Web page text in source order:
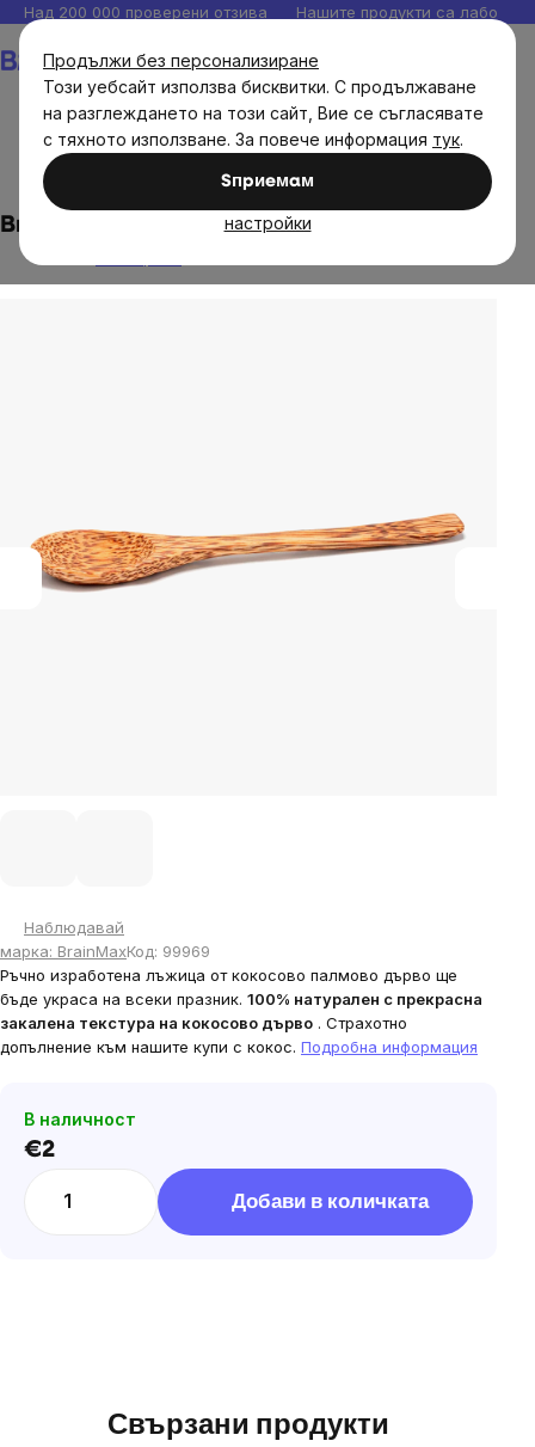
Продължи без персонализиране
Този уебсайт използва бисквитки. С продължаване
на разглеждането на този сайт, Вие се съгласявате
с тяхното използване. За повече информация тук.
Sпpиeмaм
настройки
Прескочи
към
съдържанието
Над 200 000 проверени отзива Нашите продукти са
Zero waste
BrainMax кокосова лъжица - лека
Наблюдавай
марка: BrainMaxКод: 99969
Ръчно изработена лъжица от кокосово палмово дърво ще
бъде украса на всеки празник. 100% натурален с прекрасна
закалена текстура на кокосово дърво . Страхотно
допълнение към нашите купи с кокос. Подробна информация
В наличност
€2Цена
мярка:
Добави в количката
Свързани продукти